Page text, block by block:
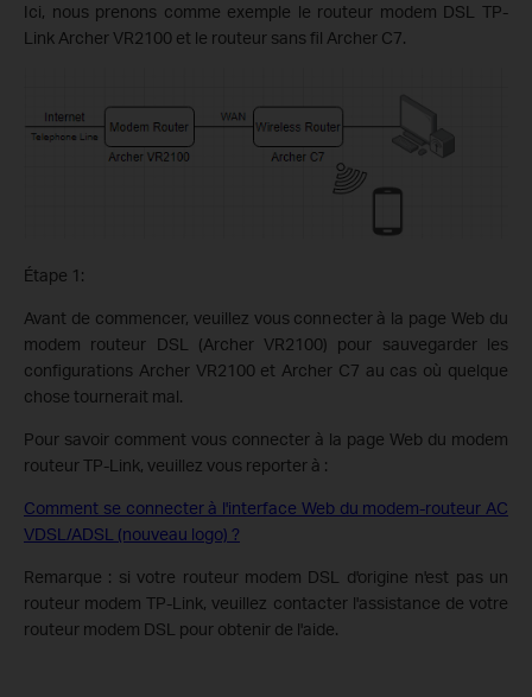
Ici, nous prenons comme exemple le routeur modem DSL TP-
Link Archer VR2100 et le routeur sans fil Archer C7.
Étape 1:
Avant de commencer, veuillez vous connecter à la page Web du
modem routeur DSL (Archer VR2100) pour sauvegarder les
configurations Archer VR2100 et Archer C7 au cas où quelque
chose tournerait mal.
Pour savoir comment vous connecter à la page Web du modem
routeur TP-Link, veuillez vous reporter à :
Comment se connecter à l'interface Web du modem-routeur AC
VDSL/ADSL (nouveau logo) ?
Remarque : si votre routeur modem DSL d'origine n'est pas un
routeur modem TP-Link, veuillez contacter l'assistance de votre
routeur modem DSL pour obtenir de l'aide.